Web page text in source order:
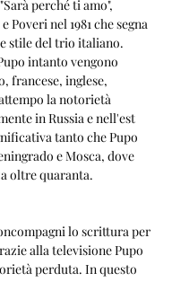
perché ti amo",
Poveri nel 1981 che segna
stile del trio italiano.
intanto vengono
francese, inglese,
la notorietà
in Russia e nell'est
tanto che Pupo
e Mosca, dove
oltre quaranta.
lo scrittura per
alla televisione Pupo
perduta. In questo